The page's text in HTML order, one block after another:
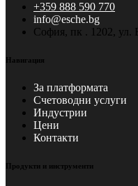
+359 888 590 770
info@esche.bg
София, пк . 1202, ул.
Навигация
За платформата
Счетоводни услуги
Индустрии
Цени
Контакти
Продукти и инструменти